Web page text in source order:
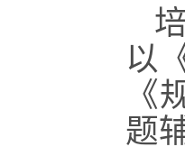
以
《
题